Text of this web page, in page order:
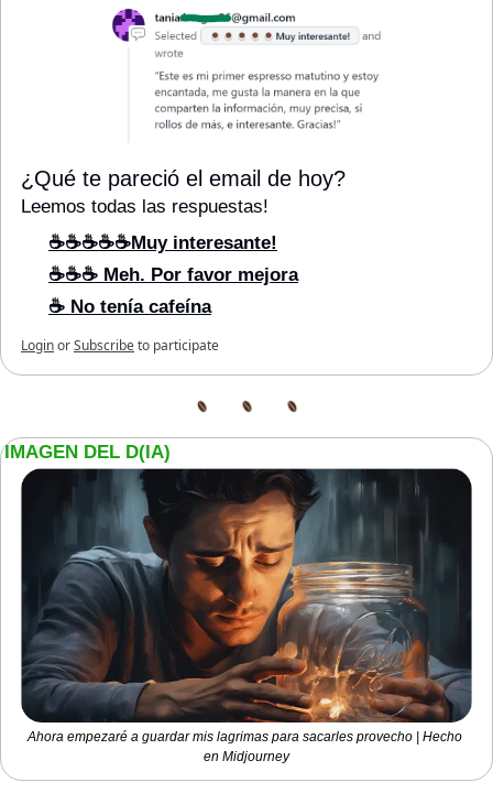
¿Qué te pareció el email de hoy?
Leemos todas las respuestas!
☕☕☕☕☕Muy interesante!
☕☕☕ Meh. Por favor mejora
☕ No tenía cafeína
LoginorSubscribeto participate
IMAGEN DEL D(IA)
Ahora empezaré a guardar mis lagrimas para sacarles provecho | Hecho
en Midjourney